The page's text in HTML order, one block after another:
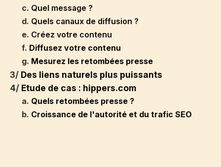
c. Quel message ?
d. Quels canaux de diffusion ?
e. Créez votre contenu
f. Diffusez votre contenu
g. Mesurez les retombées presse
3/ Des liens naturels plus puissants
4/ Etude de cas : hippers.com
a. Quels retombées presse ?
b. Croissance de l'autorité et du trafic SEO